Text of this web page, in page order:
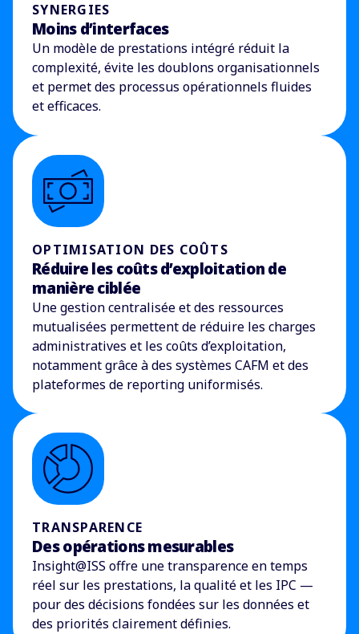
SYNERGIES
Moins d’interfaces
Un modèle de prestations intégré réduit la
complexité, évite les doublons organisationnels
et permet des processus opérationnels fluides
et efficaces.
OPTIMISATION DES COÛTS
Réduire les coûts d’exploitation de
manière ciblée
Une gestion centralisée et des ressources
mutualisées permettent de réduire les charges
administratives et les coûts d’exploitation,
notamment grâce à des systèmes CAFM et des
plateformes de reporting uniformisés.
TRANSPARENCE
Des opérations mesurables
Insight@ISS offre une transparence en temps
réel sur les prestations, la qualité et les IPC —
pour des décisions fondées sur les données et
des priorités clairement définies.